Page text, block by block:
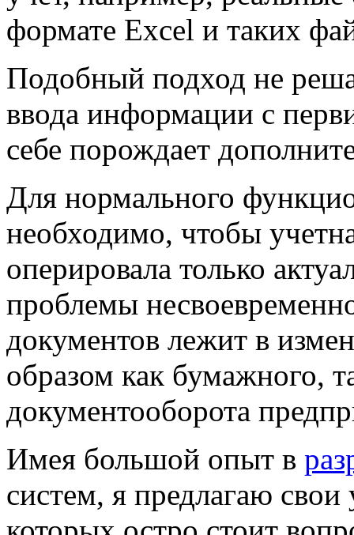
формате Excel и таких
Подобный подход не
ввода информации с
себе порождает
Для нормального
необходимо, чтобы
оперировала только
проблемы
документов лежит в
образом как бумажного,
документооборота
Имея большой опыт в
систем, я предлагаю